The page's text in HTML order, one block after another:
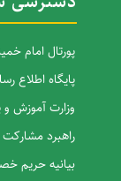
پورتال امام
پایگاه اطلاع
وزارت آموزش
راهبرد مشارکت
بیانیه حریم